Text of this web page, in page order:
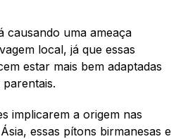
causando uma ameaça
local, já que essas
estar mais bem adaptadas
implicarem a origem nas
essas pítons birmanesas e